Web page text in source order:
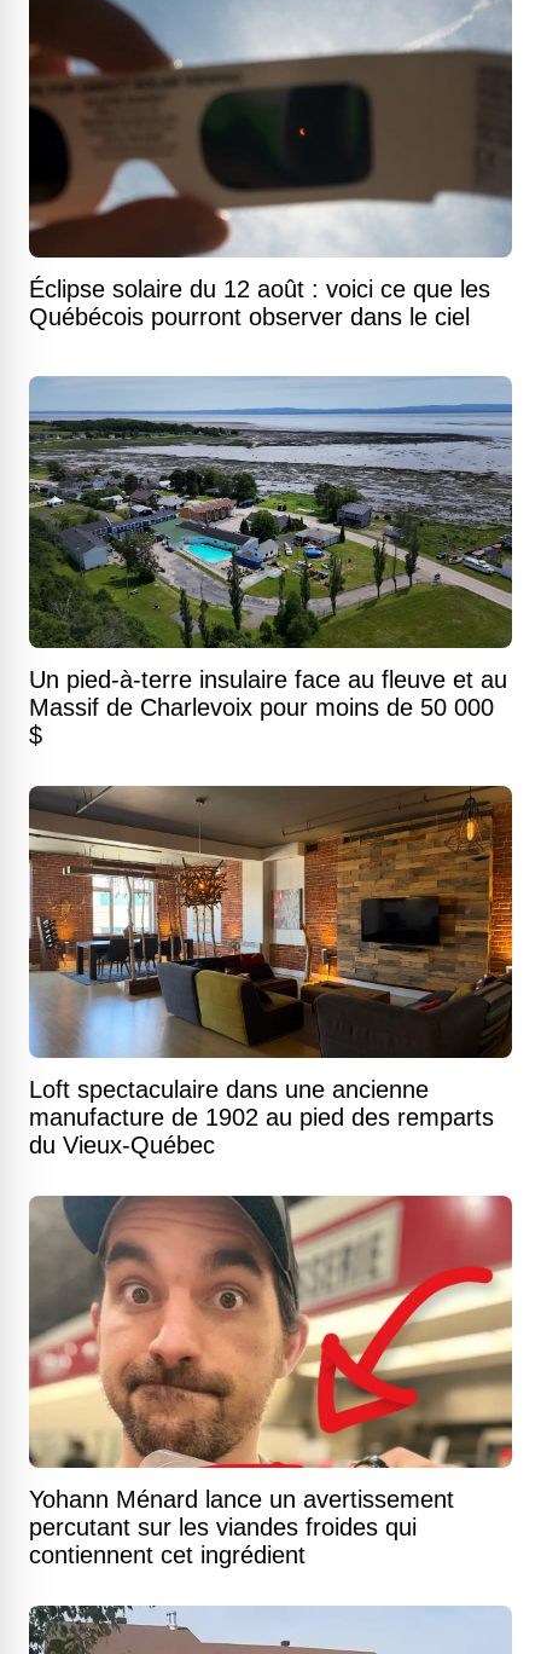
Éclipse solaire du 12 août : voici ce que les
Québécois pourront observer dans le ciel
Un pied-à-terre insulaire face au fleuve et au
Massif de Charlevoix pour moins de 50 000
$
Loft spectaculaire dans une ancienne
manufacture de 1902 au pied des remparts
du Vieux-Québec
Yohann Ménard lance un avertissement
percutant sur les viandes froides qui
contiennent cet ingrédient